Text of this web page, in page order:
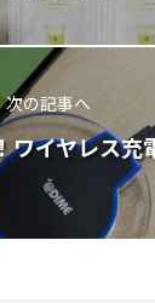
次の記事へ
ワイヤレス充